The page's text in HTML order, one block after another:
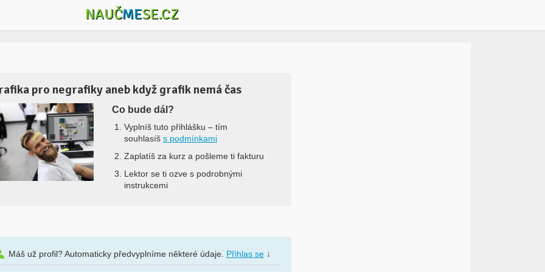
NAUČMESE.CZ
pro negrafiky aneb když grafik nemá čas
Co bude dál?
Vyplníš tuto přihlášku – tím
souhlasíš s podmínkami
Zaplatíš za kurz a pošleme ti fakturu
Lektor se ti ozve s podrobnými
instrukcemi
Máš už profil? Automaticky předvyplníme některé údaje. Přihlas se ↓